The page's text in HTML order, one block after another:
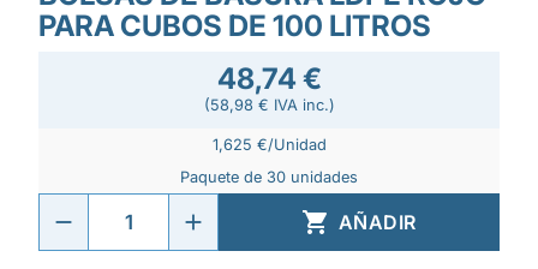
PARA CUBOS DE 100 LITROS
48,74 €
(58,98 € IVA inc.)
1,625 €/Unidad
Paquete de 30 unidades
 AÑADIR